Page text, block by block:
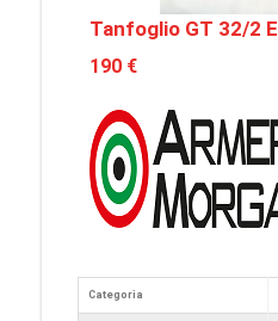
Tanfoglio GT 32/2 E
190 €
Categoria